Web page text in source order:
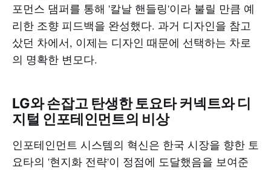
포먼스 댐퍼를 통해 '칼날 핸들링'이라 불릴 만큼 예
리한 조향 피드백을 완성했다. 과거 디자인을 참고
샀던 차에서, 이제는 디자인 때문에 선택하는 차로
의 명확한 변모다.
LG와 손잡고 탄생한 토요타 커넥트와 디
지털 인포테인먼트의 비상
인포테인먼트 시스템의 혁신은 한국 시장을 향한 토
요타의 '현지화 전략'이 정점에 도달했음을 보여준